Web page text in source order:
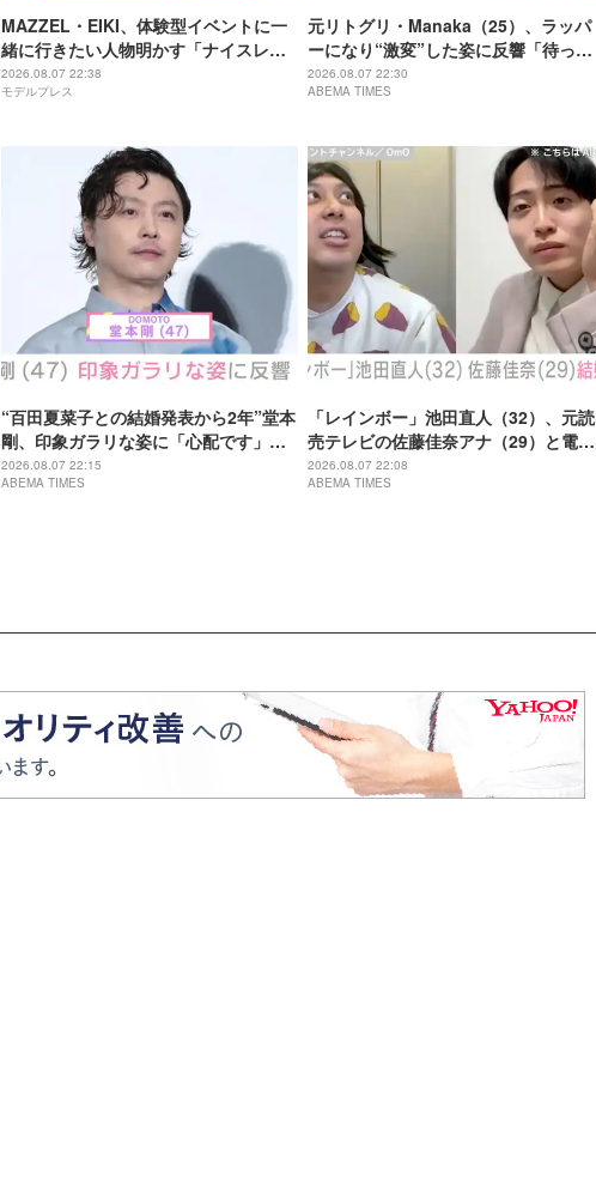
MAZZEL・EIKI、体験型イベントに一
緒に行きたい人物明かす「ナイスレシ
ーブするまで終わらない」
2026.08.07 22:38
モデルプレス
元リトグリ・Manaka（25）、ラッパ
ーになり“激変”した姿に反響「待っ
て」「昔から見てるけど 最近ずっと可
愛くなってる」
2026.08.07 22:30
ABEMA TIMES
“百田夏菜子との結婚発表から2年”堂本
剛、印象ガラリな姿に「心配です」
「匂わせなの？」などさまざまな声
2026.08.07 22:15
ABEMA TIMES
「レインボー」池田直人（32）、元読
売テレビの佐藤佳奈アナ（29）と電撃
結婚「ジャンボより先とは」「かなり
びっくり！」など驚きの声
2026.08.07 22:08
ABEMA TIMES